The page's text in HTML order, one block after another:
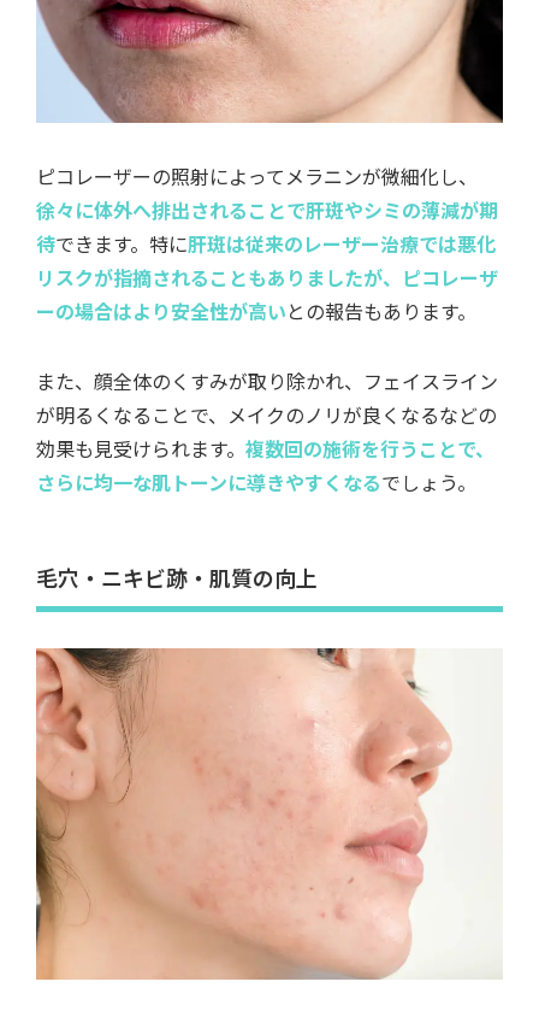
ピコレーザーの照射によってメラニンが微細化し、
徐々に体外へ排出されることで肝斑やシミの薄減が期
待できます。特に肝斑は従来のレーザー治療では悪化
リスクが指摘されることもありましたが、ピコレーザ
ーの場合はより安全性が高いとの報告もあります。
また、顔全体のくすみが取り除かれ、フェイスライン
が明るくなることで、メイクのノリが良くなるなどの
効果も見受けられます。 複数回の施術を行うことで、
さらに均一な肌トーンに導きやすくなるでしょう。
毛穴・ニキビ跡・肌質の向上